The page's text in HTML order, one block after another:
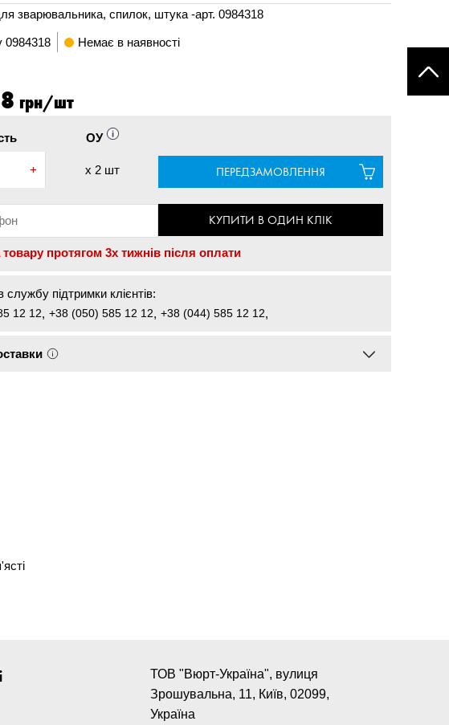
зварювальника, спилок, штука -арт. 0984318
0984318 Немає в наявності
грн/шт
+
ОУ
x 2 шт ПЕРЕДЗАМОВЛЕННЯ
КУПИТИ В ОДИН КЛІК
протягом 3х тижнів після оплати
службу підтримки клієнтів:
12 12, +38 (050) 585 12 12, +38 (044) 585 12 12,
ТОВ "Вюрт-Україна", вулиця
Зрошувальна, 11, Київ, 02099,
Україна